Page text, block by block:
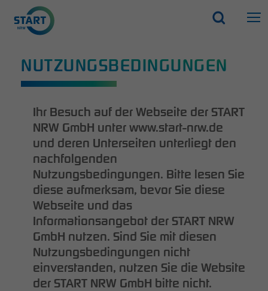
NUTZUNGSBEDINGUNGEN
Ihr Besuch auf der Webseite der START
NRW GmbH unter www.start-nrw.de
und deren Unterseiten unterliegt den
nachfolgenden
Nutzungsbedingungen. Bitte lesen Sie
diese aufmerksam, bevor Sie diese
Webseite und das
Informationsangebot der START NRW
GmbH nutzen. Sind Sie mit diesen
Nutzungsbedingungen nicht
einverstanden, nutzen Sie die Website
der START NRW GmbH bitte nicht.